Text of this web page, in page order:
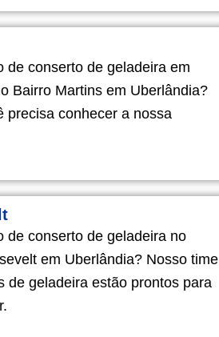
de conserto de geladeira em
Bairro Martins em Uberlândia?
precisa conhecer a nossa
de conserto de geladeira no
em Uberlândia? Nosso time
de geladeira estão prontos para